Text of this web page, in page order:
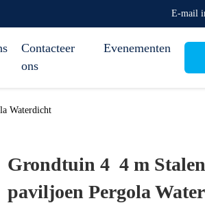
E-mail
Contacteer
ons
Evenementen
Waterdicht
Grondtuin 4 ️ 4 m
paviljoen Pergola